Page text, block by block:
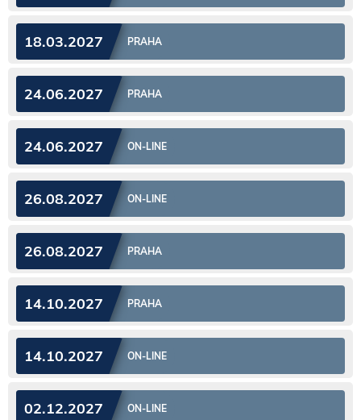
18.03.2027 PRAHA
24.06.2027 PRAHA
24.06.2027 ON-LINE
26.08.2027 ON-LINE
26.08.2027 PRAHA
14.10.2027 PRAHA
14.10.2027 ON-LINE
02.12.2027 ON-LINE